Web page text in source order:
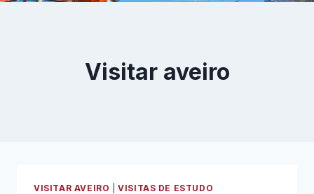
Visitar aveiro
VISITAR AVEIRO |VISITAS DE ESTUDO